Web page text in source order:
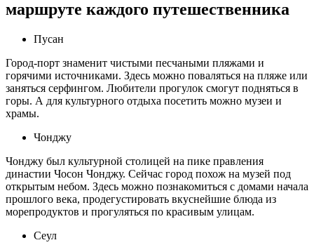
маршруте каждого путешественника
Пусан
Город-порт знаменит чистыми песчаными пляжами и
горячими источниками. Здесь можно поваляться на пляже или
заняться серфингом. Любители прогулок смогут подняться в
горы. А для культурного отдыха посетить можно музеи и
храмы.
Чонджу
Чонджу был культурной столицей на пике правления
династии Чосон Чонджу. Сейчас город похож на музей под
открытым небом. Здесь можно познакомиться с домами начала
прошлого века, продегустировать вкуснейшие блюда из
морепродуктов и прогуляться по красивым улицам.
Сеул